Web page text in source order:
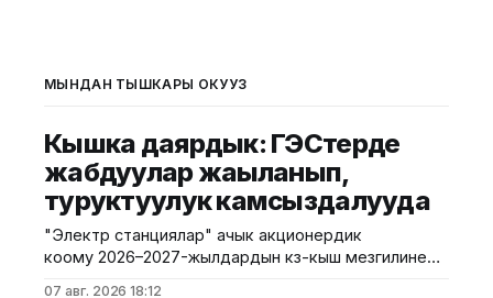
МЫНДАН ТЫШКАРЫ ОКУҢУЗ
Кышка даярдык: ГЭСтерде
жабдуулар жаңыланып,
туруктуулук камсыздалууда
"Электр станциялар" ачык акционердик
коому 2026–2027-жылдардын күз-кыш мезгилине
07 авг. 2026 18:12